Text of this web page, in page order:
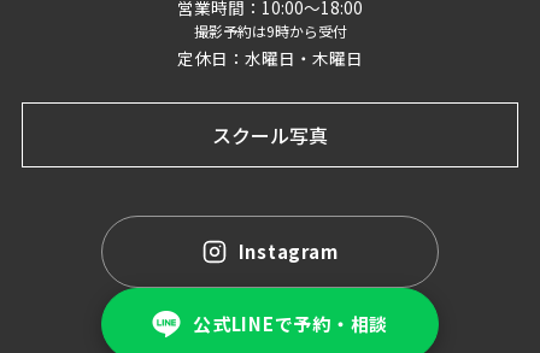
営業時間：10:00〜18:00
撮影予約は9時から受付
定休日：水曜日・木曜日
スクール写真
Instagram
公式LINEで予約・相談